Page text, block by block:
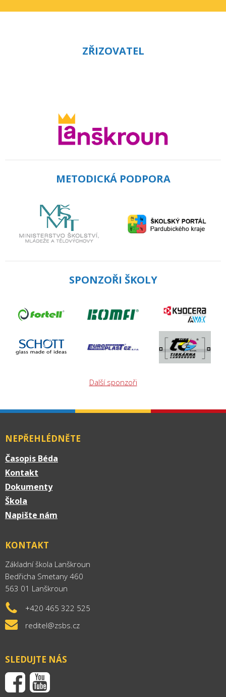
ZŘIZOVATEL
METODICKÁ PODPORA
SPONZOŘI ŠKOLY
Další sponzoři
NEPŘEHLÉDNĚTE
Časopis Béda
Kontakt
Dokumenty
Škola
Napište nám
KONTAKT
Základní škola Lanškroun
Bedřicha Smetany 460
563 01 Lanškroun
+420 465 322 525
reditel@zsbs.cz
SLEDUJTE NÁS